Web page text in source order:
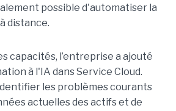
possible d'automatiser la
distance.
capacités, l’entreprise a ajouté
à l'IA dans Service Cloud.
les problèmes courants
actuelles des actifs et de